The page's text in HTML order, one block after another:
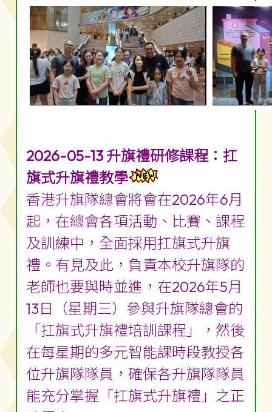
2026-05-13 升旗禮研修課程：扛
旗式升旗禮教學
香港升旗隊總會將會在2026年6月
起，在總會各項活動、比賽、課程
及訓練中，全面採用扛旗式升旗
禮。有見及此，負責本校升旗隊的
老師也要與時並進，在2026年5月
13日（星期三）參與升旗隊總會的
「扛旗式升旗禮培訓課程」，然後
在每星期的多元智能課時段教授各
位升旗隊隊員，確保各升旗隊隊員
能充分掌握「扛旗式升旗禮」之正